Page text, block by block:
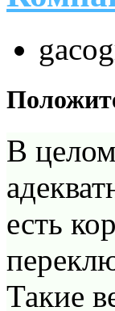
В
есть
Такие